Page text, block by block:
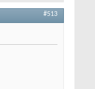
#513